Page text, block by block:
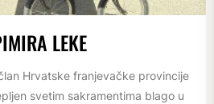
LEKE
Hrvatske franjevačke provincije
svetim sakramentima blago u